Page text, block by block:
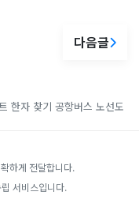
다음글
한자 찾기 공항버스 노선도
하게 전달합니다.
서비스입니다.